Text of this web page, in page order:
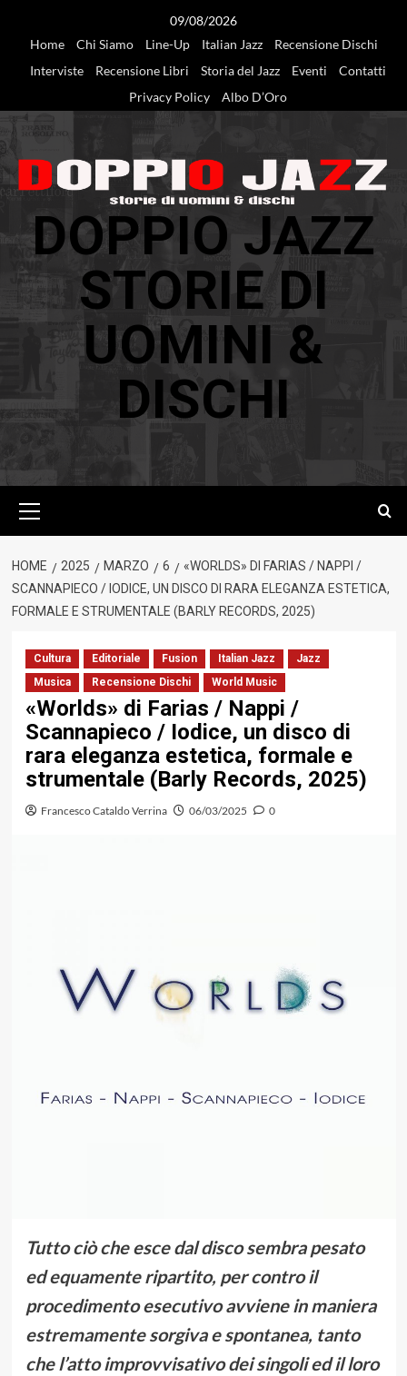
09/08/2026
Home
Chi Siamo Line-Up Italian Jazz
Recensione Dischi
Interviste
Recensione Libri Storia del Jazz Eventi
Contatti
Privacy Policy
Albo D’Oro
DOPPIO JAZZ
STORIE DI
UOMINI &
DISCHI
principale
HOME 2025 MARZO 6
«WORLDS» DI FARIAS / NAPPI /
SCANNAPIECO / IODICE, UN DISCO DI RARA ELEGANZA ESTETICA,
FORMALE E STRUMENTALE (BARLY RECORDS, 2025)
Cultura Editoriale Fusion Italian Jazz
Jazz
Musica
Recensione Dischi World Music
«Worlds» di Farias / Nappi /
Scannapieco / Iodice, un disco di
rara eleganza estetica, formale e
strumentale (Barly Records, 2025)
Francesco Cataldo Verrina 06/03/2025 0
Tutto ciò che esce dal disco sembra pesato
ed equamente ripartito, per contro il
procedimento esecutivo avviene in maniera
estremamente sorgiva e spontanea, tanto
che l’atto improvvisativo dei singoli ed il loro